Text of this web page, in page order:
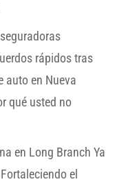
rápidos tras
auto en Nueva
qué usted no
en Long Branch Ya
el